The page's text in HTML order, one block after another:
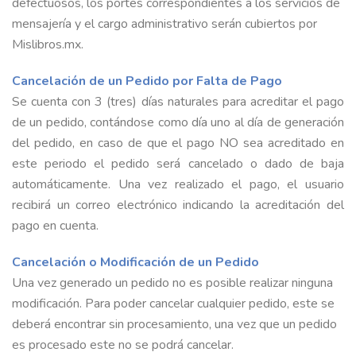
mensajería y el cargo administrativo serán cubiertos por
Mislibros.mx.
Cancelación de un Pedido por Falta de Pago
Se cuenta con 3 (tres) días naturales para acreditar el pago
de un pedido, contándose como día uno al día de generación
del pedido, en caso de que el pago NO sea acreditado en
este periodo el pedido será cancelado o dado de baja
automáticamente. Una vez realizado el pago, el usuario
recibirá un correo electrónico indicando la acreditación del
pago en cuenta.
Cancelación o Modificación de un Pedido
Una vez generado un pedido no es posible realizar ninguna
modificación. Para poder cancelar cualquier pedido, este se
deberá encontrar sin procesamiento, una vez que un pedido
es procesado este no se podrá cancelar.